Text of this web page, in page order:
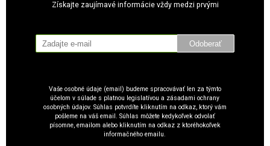
Získajte zaujímavé informácie vždy medzi prvými
Odoberať
Vaše osobné údaje (email) budeme spracovávať len za týmto
účelom v súlade s platnou legislatívou a zásadami ochrany
osobných údajov. Súhlas potvrdíte kliknutím na odkaz, ktorý vám
pošleme na váš email. Súhlas môžete kedykoľvek odvolať
písomne, emailom alebo kliknutím na odkaz z ktoréhokoľvek
informačného emailu.